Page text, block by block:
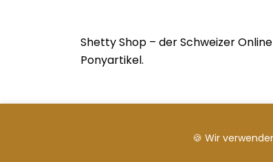
Shetty Shop – der Schweizer
Ponyartikel.
🍪 Wir